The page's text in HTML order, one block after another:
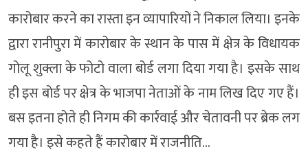
कारोबार करने का रास्ता इन व्यापारियों ने निकाल लिया। इनके
द्वारा रानीपुरा में कारोबार के स्थान के पास में क्षेत्र के विधायक
गोलू शुक्ला के फोटो वाला बोर्ड लगा दिया गया है। इसके साथ
ही इस बोर्ड पर क्षेत्र के भाजपा नेताओं के नाम लिख दिए गए हैं।
बस इतना होते ही निगम की कार्रवाई और चेतावनी पर ब्रेक लग
गया है। इसे कहते हैं कारोबार में राजनीति…